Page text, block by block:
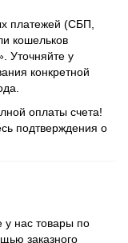
платежей (СБП,
кошельков
Уточняйте у
конкретной
оплаты счета!
подтверждения о
у нас товары по
заказного